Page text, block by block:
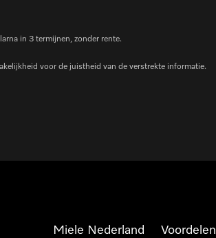
in 3 termijnen, zonder rente.
voor de juistheid van de verstrekte informatie.
Miele Nederland Voordelen